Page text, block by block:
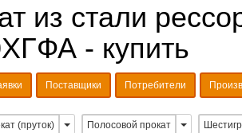
из стали
- купить
Поставщики Потребители
(пруток) Полосовой прокат